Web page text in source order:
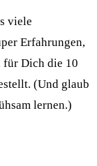
viele
Erfahrungen,
für Dich die 10
(Und glaub
lernen.)